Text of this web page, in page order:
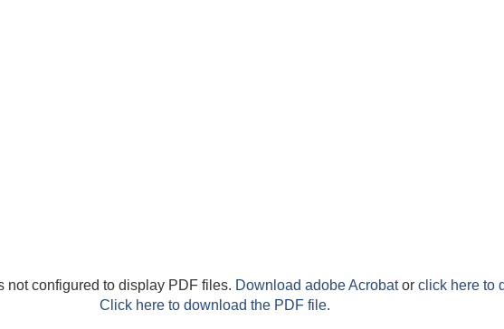
not configured to display PDF files. Download adobe Acrobator click here to
Click here to download the PDF file.